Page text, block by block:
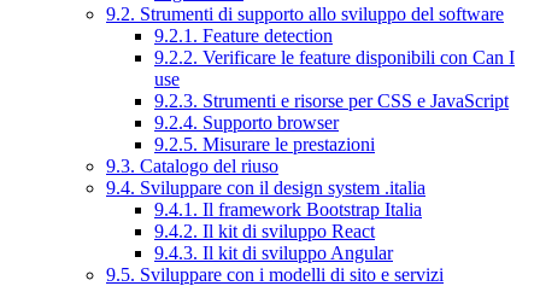
9.2. Strumenti di supporto allo sviluppo del software
9.2.1. Feature detection
9.2.2. Verificare le feature disponibili con Can I
use
9.2.3. Strumenti e risorse per CSS e JavaScript
9.2.4. Supporto browser
9.2.5. Misurare le prestazioni
9.3. Catalogo del riuso
9.4. Sviluppare con il design system .italia
9.4.1. Il framework Bootstrap Italia
9.4.2. Il kit di sviluppo React
9.4.3. Il kit di sviluppo Angular
9.5. Sviluppare con i modelli di sito e servizi